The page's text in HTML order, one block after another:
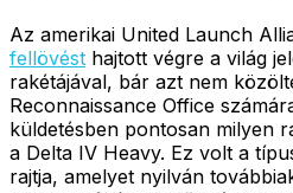
Az amerikai United Launch
fellövést hajtott végre a világ
rakétájával, bár azt nem
Reconnaissance Office
küldetésben pontosan milyen
a Delta IV Heavy. Ez volt a
rajtja, amelyet nyilván